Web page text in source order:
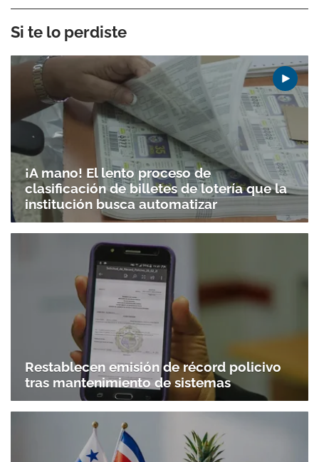
Si te lo perdiste
¡A mano! El lento proceso de
clasificación de billetes de lotería que la
institución busca automatizar
Restablecen emisión de récord policivo
tras mantenimiento de sistemas